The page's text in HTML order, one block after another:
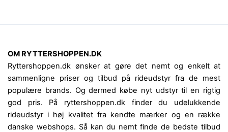
OM RYTTERSHOPPEN.DK
Ryttershoppen.dk ønsker at gøre det nemt og enkelt at
sammenligne priser og tilbud på rideudstyr fra de mest
populære brands. Og dermed købe nyt udstyr til en rigtig
god pris. På ryttershoppen.dk finder du udelukkende
rideudstyr i høj kvalitet fra kendte mærker og en række
danske webshops. Så kan du nemt finde de bedste tilbud